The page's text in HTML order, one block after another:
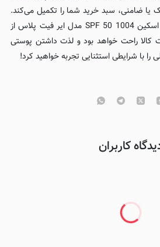
یا ضامنی، سبد خرید شما را تکمیل می‌کند.
با تهیه کرم ضد آفتاب رنگی اسکین 1004 SPF 50 مدل ایر فیت پلاس از
کالا راحت خواهد بود و لذت داشتن پوستی
با شرایطی استثنایی تجربه خواهید کرد!
کاربران